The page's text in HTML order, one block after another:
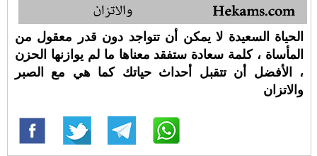
الحياة السعيدة لا يمكن أن تتواجد دون قدر معقول من
المأساة ، كلمة سعادة ستفقد معناها ما لم يوازنها الحزن
، الأفضل أن تتقبل أحداث حياتك كما هي مع الصبر
والاتزان